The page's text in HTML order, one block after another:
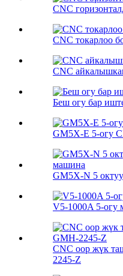
CNC
CNC токарлоо
CNC
Беш огу бар
GM5X-E 5-огу
GM5X-N 5
V5-1000A 5-огу
CNC оор жүк
2245-Z